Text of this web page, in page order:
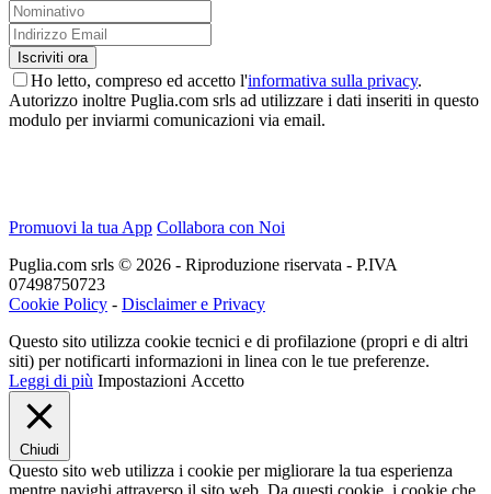
Ho letto, compreso ed accetto l'informativa sulla privacy.
Autorizzo inoltre Puglia.com srls ad utilizzare i dati inseriti in questo
modulo per inviarmi comunicazioni via email.
Promuovi la tua App Collabora con Noi
Puglia.com srls © 2026 - Riproduzione riservata - P.IVA
07498750723
Cookie Policy - Disclaimer e Privacy
Questo sito utilizza cookie tecnici e di profilazione (propri e di altri
siti) per notificarti informazioni in linea con le tue preferenze.
Leggi di più Impostazioni Accetto
Chiudi
Questo sito web utilizza i cookie per migliorare la tua esperienza
mentre navighi attraverso il sito web. Da questi cookie, i cookie che